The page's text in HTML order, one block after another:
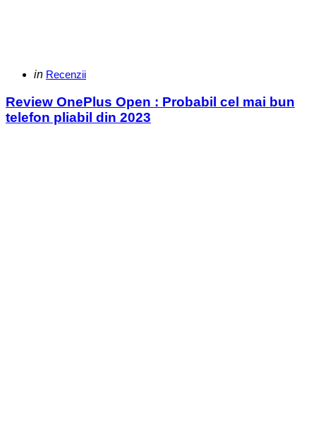
Categories
Posted
in Recenzii
Review OnePlus Open : Probabil cel mai bun
telefon pliabil din 2023